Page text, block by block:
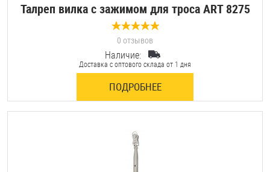
Шпильки
Талреп вилка с зажимом для троса ART 8275
0 отзывов
Наличие:
Доставка с оптового склада от 1 дня
ПОДРОБНЕЕ